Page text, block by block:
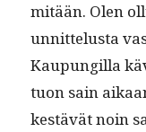
mitään. Olen
un­nit­telus­ta
Kaupungilla
tuon sain
kestävät noin